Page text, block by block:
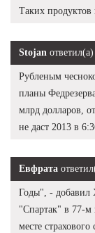
Таких продуктов
Stojan ответил(а)
Рубленым
планы
млрд долларов,
не даст 2013 в
Евфрата
Годы", - добавил
"Спартак" в 77-м
месте